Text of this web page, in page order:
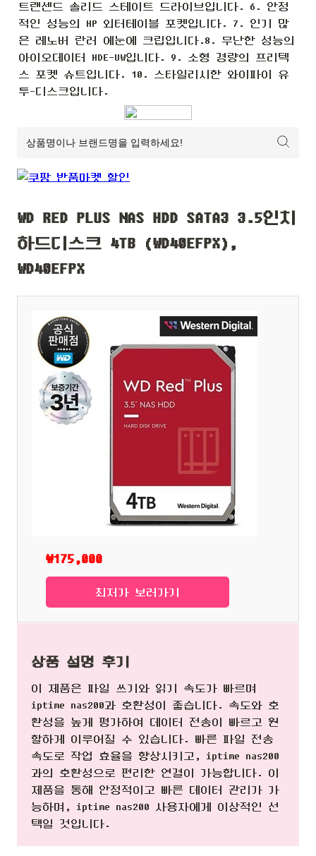
트랜센드 솔리드 스테이트 드라이브입니다. 6. 안정
적인 성능의 HP 외터테이블 포켓입니다. 7. 인기 많
은 레노버 란러 에눈에 크립입니다.8. 무난한 성능의
아이오데이터 HDE-UW입니다. 9. 소형 경량의 프리텍
스 포켓 슈트입니다. 10. 스타일리시한 와이파이 유
투-디스크입니다.
WD RED PLUS NAS HDD SATA3 3.5인치
하드디스크 4TB (WD40EFPX),
WD40EFPX
₩175,000
최저가 보러가기
상품 설명 후기
이 제품은 파일 쓰기와 읽기 속도가 빠르며
iptime nas200과 호환성이 좋습니다. 속도와 호
환성을 높게 평가하여 데이터 전송이 빠르고 원
할하게 이루어질 수 있습니다. 빠른 파일 전송
속도로 작업 효율을 향상시키고, iptime nas200
과의 호환성으로 편리한 연결이 가능합니다. 이
제품을 통해 안정적이고 빠른 데이터 관리가 가
능하며, iptime nas200 사용자에게 이상적인 선
택일 것입니다.